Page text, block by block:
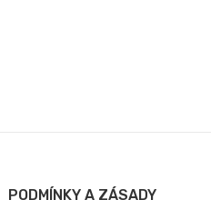
PODMÍNKY A ZÁSADY